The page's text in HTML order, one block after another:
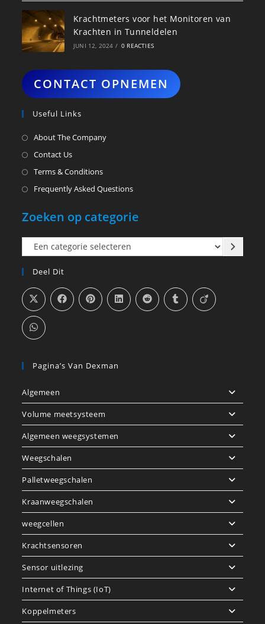
Krachtmeters voor het Monitoren van
Krachten in Tunneldelen
JUNI 12, 2024 / 0 REACTIES
CONTACT OPNEMEN
Useful Links
About The Company
Contact Us
Terms & Conditions
Frequently Asked Questions
Zoeken op categorie
Een
categorie
selecteren
Deel Dit
Pagina’s Van Dexman
Algemeen
Volume meetsysteem
Algemeen weegsystemen
Weegschalen
Palletweegschalen
Kraanweegschalen
weegcellen
Krachtsensoren
Sensor uitlezing
Internet of Things (IoT)
Koppelmeters